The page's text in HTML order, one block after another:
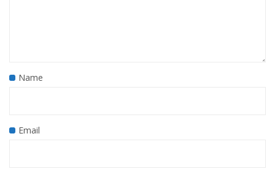
Name
Email